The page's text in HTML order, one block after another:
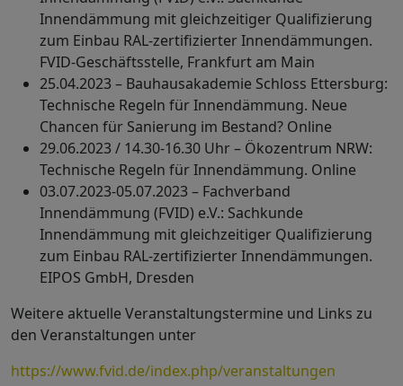
Innendämmung mit gleichzeitiger Qualifizierung
zum Einbau RAL-zertifizierter Innendämmungen.
FVID-Geschäftsstelle, Frankfurt am Main
25.04.2023 – Bauhausakademie Schloss Ettersburg:
Technische Regeln für Innendämmung. Neue
Chancen für Sanierung im Bestand? Online
29.06.2023 / 14.30-16.30 Uhr – Ökozentrum NRW:
Technische Regeln für Innendämmung. Online
03.07.2023-05.07.2023 – Fachverband
Innendämmung (FVID) e.V.: Sachkunde
Innendämmung mit gleichzeitiger Qualifizierung
zum Einbau RAL-zertifizierter Innendämmungen.
EIPOS GmbH, Dresden
Weitere aktuelle Veranstaltungstermine und Links zu
den Veranstaltungen unter
https://www.fvid.de/index.php/veranstaltungen